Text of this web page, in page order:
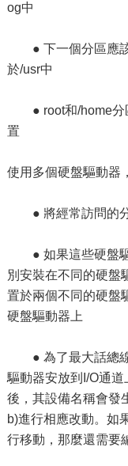
og中
● 下一個分區應該
於/usr中
● root和/home分
置
使用多個硬盤驅動器
● 將經常訪問的分
● 如果這些硬盤驅
別安裝在不同的硬盤
置於兩個不同的硬盤
硬盤驅動器上
● 為了最大話總線
驅動器安放到I/O通
後，其設備名稱會發
b)進行相應改動。如
行移動，那麼還需要